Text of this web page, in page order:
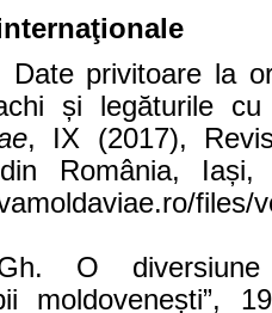
Date privitoare la
și legăturile
, IX (2017),
România,
files/
O diversiune
moldovenești”,